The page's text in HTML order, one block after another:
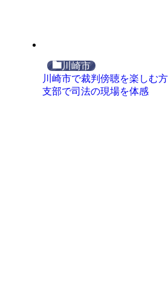
川崎市
川崎市で裁判傍聴を楽しむ
支部で司法の現場を体感